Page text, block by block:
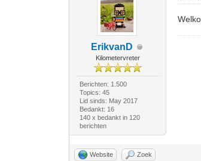
ErikvanD
Kilometervreter
Berichten: 1.500
Topics: 45
Lid sinds: May 2017
Bedankt: 16
140 x bedankt in 120
berichten
Website Zoek